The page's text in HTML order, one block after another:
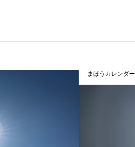
まほうカレンダー